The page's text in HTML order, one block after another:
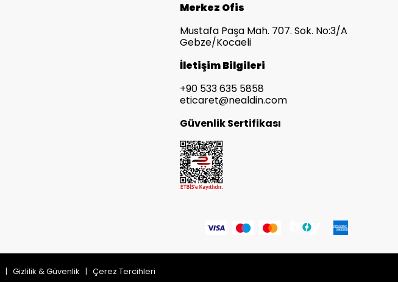
Merkez Ofis
Mustafa Paşa Mah. 707. Sok. No:3/A
Gebze/Kocaeli
İletişim Bilgileri
+90 533 635 5858
eticaret@nealdin.com
Güvenlik Sertifikası
| Gizlilik & Güvenlik | Çerez Tercihleri